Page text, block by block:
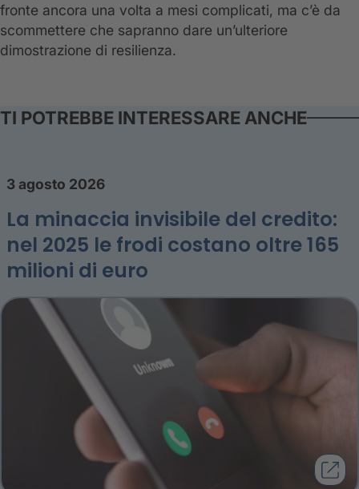
fronte ancora una volta a mesi complicati, ma c’è da
scommettere che sapranno dare un’ulteriore
dimostrazione di resilienza.
TI POTREBBE INTERESSARE ANCHE
3 agosto 2026
La minaccia invisibile del credito:
nel 2025 le frodi costano oltre 165
milioni di euro